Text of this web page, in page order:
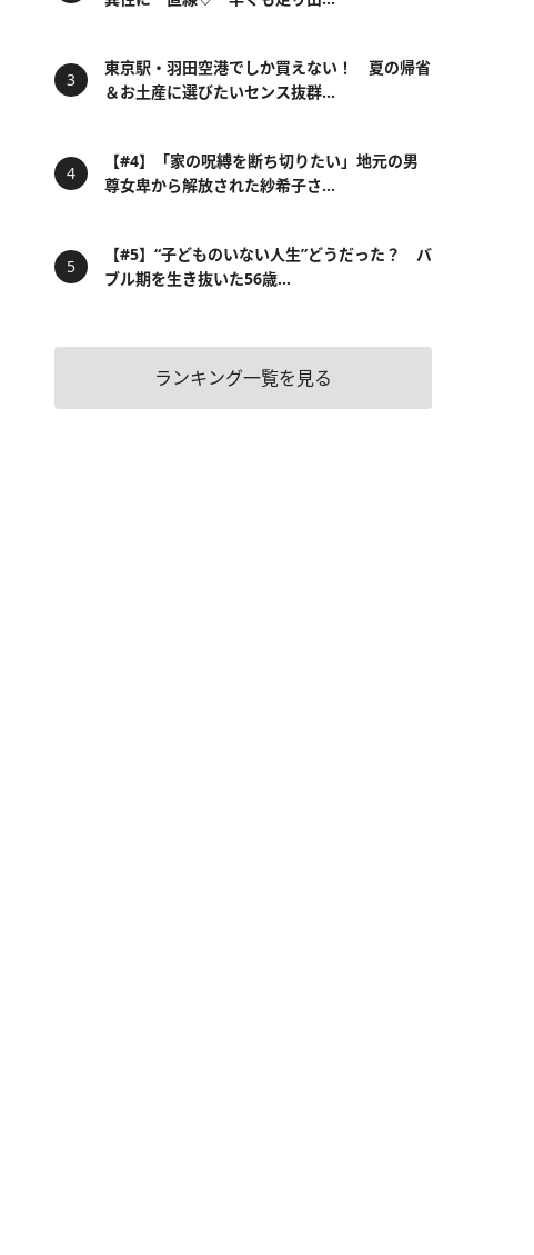
東京駅・羽田空港でしか買えない！ 夏の帰省
＆お土産に選びたいセンス抜群...
【#4】「家の呪縛を断ち切りたい」地元の男
尊女卑から解放された紗希子さ...
【#5】“子どものいない人生”どうだった？ バ
ブル期を生き抜いた56歳...
ランキング一覧を見る